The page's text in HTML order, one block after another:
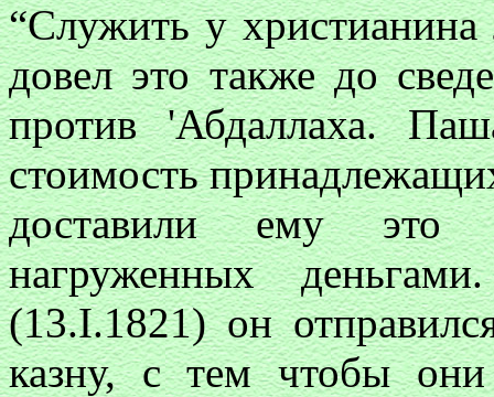
“Служить у
довел это также до
против 'Абдаллаха.
стоимость
доставили ему это
нагруженных
(13.I.1821) он
казну, с тем чтобы